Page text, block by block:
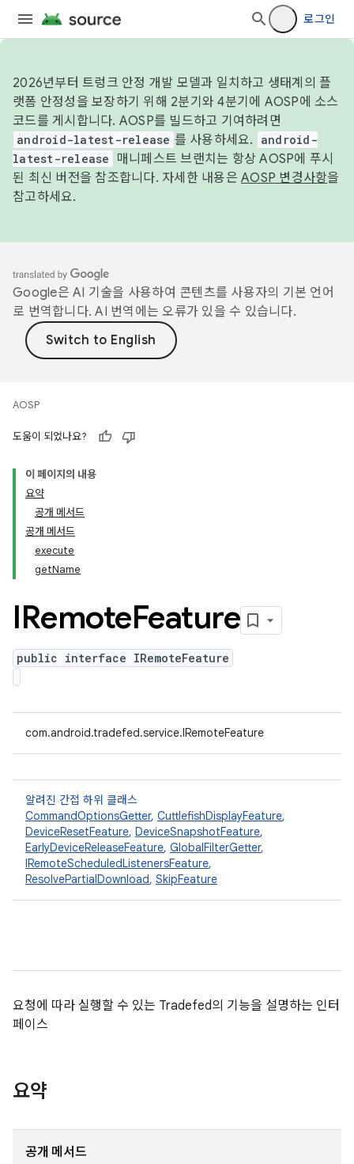
로그인
2026년부터 트렁크 안정 개발 모델과 일치하고 생태계의 플
랫폼 안정성을 보장하기 위해 2분기와 4분기에 AOSP에 소스
코드를 게시합니다. AOSP를 빌드하고 기여하려면
android-latest-release 를 사용하세요.
android-
latest-release
매니페스트 브랜치는 항상 AOSP에 푸시
된 최신 버전을 참조합니다. 자세한 내용은 AOSP 변경사항을
참고하세요.
Google은 AI 기술을 사용하여 콘텐츠를 사용자의 기본 언어
로 번역합니다. AI 번역에는 오류가 있을 수 있습니다.
AOSP
도움이 되었나요?
이 페이지의 내용
요약
공개 메서드
공개 메서드
execute
getName
IRemoteFeature
public interface IRemoteFeature
com.android.tradefed.service.IRemoteFeature
알려진 간접 하위 클래스
CommandOptionsGetter, CuttlefishDisplayFeature,
DeviceResetFeature, DeviceSnapshotFeature,
EarlyDeviceReleaseFeature, GlobalFilterGetter,
IRemoteScheduledListenersFeature,
ResolvePartialDownload, SkipFeature
요청에 따라 실행할 수 있는 Tradefed의 기능을 설명하는 인터
페이스
요약
공개 메서드